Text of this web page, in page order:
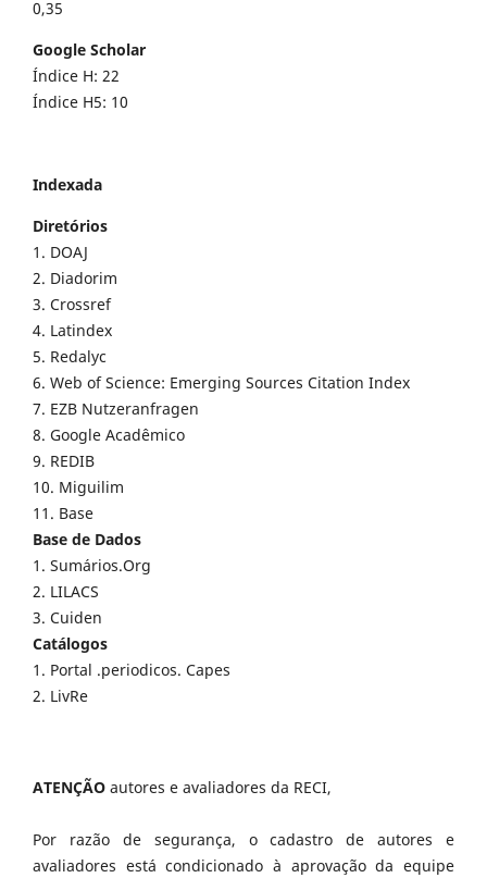
0,35
Google Scholar
Índice H: 22
Índice H5: 10
Indexada
Diretórios
1. DOAJ
2. Diadorim
3. Crossref
4. Latindex
5. Redalyc
6. Web of Science: Emerging Sources Citation Index
7. EZB Nutzeranfragen
8. Google Acadêmico
9. REDIB
10. Miguilim
11. Base
Base de Dados
1. Sumários.Org
2. LILACS
3. Cuiden
Catálogos
1. Portal .periodicos. Capes
2. LivRe
ATENÇÃO autores e avaliadores da RECI,
Por razão de segurança, o cadastro de autores e
avaliadores está condicionado à aprovação da equipe